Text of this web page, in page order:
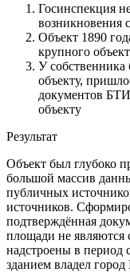
Госинспекция
возникновения
Объект 1890
крупного
У собственника
объекту,
документов
объекту
Результат
Объект был глубоко
большой массив
публичных
источников.
подтверждённая
площади не являются
надстроены в период
зданием владел